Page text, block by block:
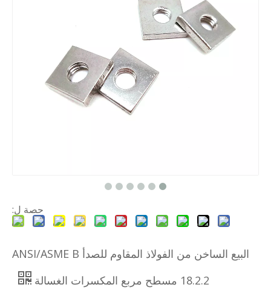
حصة ل:
البيع الساخن من الفولاذ المقاوم للصدأ ANSI/ASME B
18.2.2 مسطح مربع المكسرات الغسالة